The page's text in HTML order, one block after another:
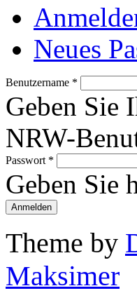
Neues
Benutzername *
Geben Sie
NRW-
Passwort *
Geben Sie
Theme by
Maksimer